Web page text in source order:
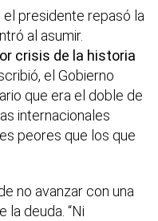
presidente repasó la
al asumir.
crisis de la historia
el Gobierno
que era el doble de
internacionales
peores que los que
no avanzar con una
deuda. “Ni